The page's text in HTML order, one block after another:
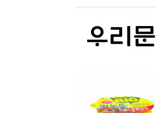
일본 Z세대,